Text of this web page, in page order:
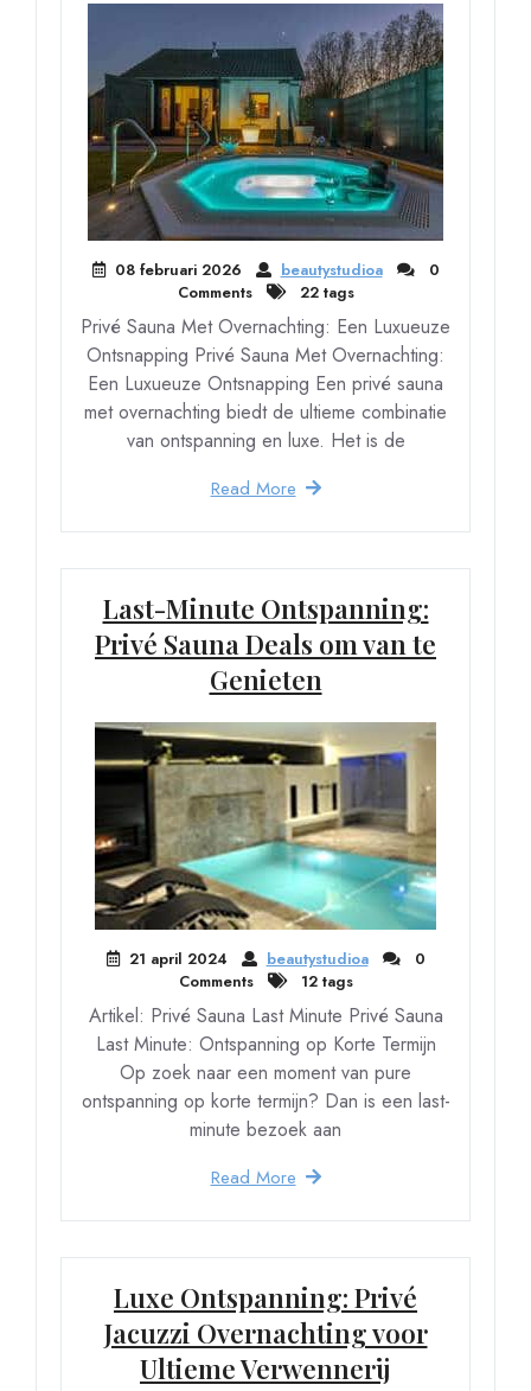
08 februari 2026 beautystudioa
0
Comments
22 tags
Privé Sauna Met Overnachting: Een Luxueuze
Ontsnapping Privé Sauna Met Overnachting:
Een Luxueuze Ontsnapping Een privé sauna
met overnachting biedt de ultieme combinatie
van ontspanning en luxe. Het is de
Read More
Last-Minute Ontspanning:
Privé Sauna Deals om van te
Genieten
21 april 2024 beautystudioa
0
Comments
12 tags
Artikel: Privé Sauna Last Minute Privé Sauna
Last Minute: Ontspanning op Korte Termijn
Op zoek naar een moment van pure
ontspanning op korte termijn? Dan is een last-
minute bezoek aan
Read More
Luxe Ontspanning: Privé
Jacuzzi Overnachting voor
Ultieme Verwennerij